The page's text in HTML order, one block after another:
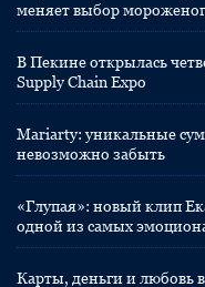
меняет выбор
В Пекине открылась
Supply Chain Expo
Mariarty: уникальные
невозможно забыть
«Глупая»: новый клип
одной из самых
Карты, деньги и любовь